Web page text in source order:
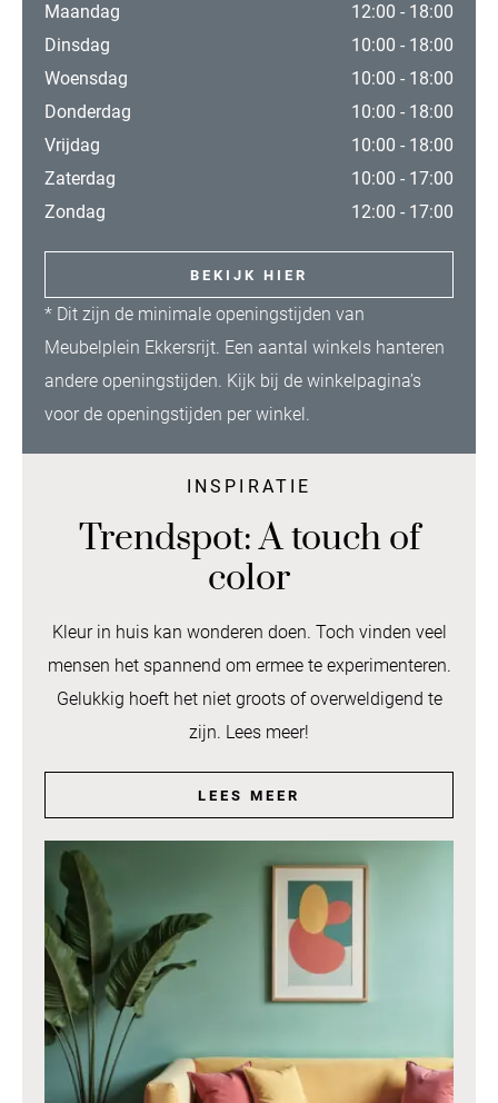
Maandag
12:00 - 18:00
Dinsdag
10:00 - 18:00
Woensdag
10:00 - 18:00
Donderdag
10:00 - 18:00
Vrijdag
10:00 - 18:00
Zaterdag
10:00 - 17:00
Zondag
12:00 - 17:00
BEKIJK HIER
* Dit zijn de minimale openingstijden van
Meubelplein Ekkersrijt. Een aantal winkels hanteren
andere openingstijden. Kijk bij de winkelpagina’s
voor de openingstijden per winkel.
INSPIRATIE
Trendspot: A touch of
color
Kleur in huis kan wonderen doen. Toch vinden veel
mensen het spannend om ermee te experimenteren.
Gelukkig hoeft het niet groots of overweldigend te
zijn. Lees meer!
LEES MEER